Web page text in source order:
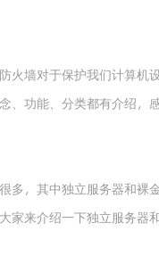
火墙对于保护我们计算机
功能、分类都有介绍，
多，其中独立服务器和裸
来介绍一下独立服务器